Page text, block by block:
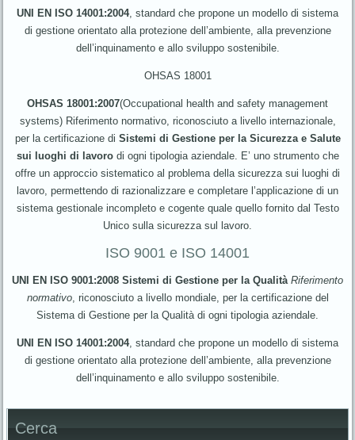
UNI EN ISO 14001:2004, standard che propone un modello di sistema
di gestione orientato alla protezione dell’ambiente, alla prevenzione
dell’inquinamento e allo sviluppo sostenibile.
OHSAS 18001
OHSAS 18001:2007(Occupational health and safety management
systems) Riferimento normativo, riconosciuto a livello internazionale,
per la certificazione di Sistemi di Gestione per la Sicurezza e Salute
sui luoghi di lavorodi ogni tipologia aziendale. E’ uno strumento che
offre un approccio sistematico al problema della sicurezza sui luoghi di
lavoro, permettendo di razionalizzare e completare l’applicazione di un
sistema gestionale incompleto e cogente quale quello fornito dal Testo
Unico sulla sicurezza sul lavoro.
ISO 9001 e ISO 14001
UNI EN ISO 9001:2008 Sistemi di Gestione per la Qualità Riferimento
normativo, riconosciuto a livello mondiale, per la certificazione del
Sistema di Gestione per la Qualità di ogni tipologia aziendale.
UNI EN ISO 14001:2004, standard che propone un modello di sistema
di gestione orientato alla protezione dell’ambiente, alla prevenzione
dell’inquinamento e allo sviluppo sostenibile.
Cerca